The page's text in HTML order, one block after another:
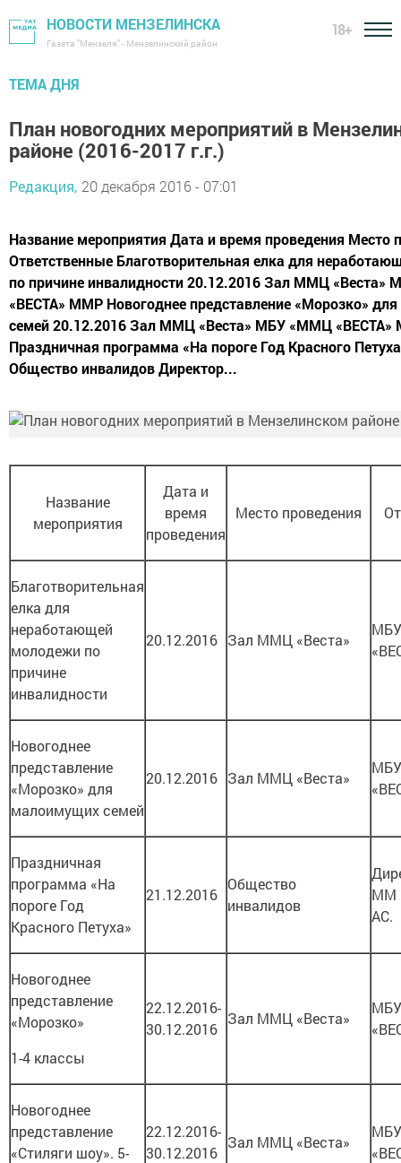
НОВОСТИ МЕНЗЕЛИНСКА
Газета "Мензеля" - Мензелинский район
18+
ТЕМА ДНЯ
План новогодних мероприятий в
районе (2016-2017 г.г.)
Редакция, 20 декабря 2016 - 07:01
Название мероприятия Дата и время проведения Место
Ответственные Благотворительная елка для
по причине инвалидности 20.12.2016 Зал ММЦ
«ВЕСТА» ММР Новогоднее представление «Морозко»
семей 20.12.2016 Зал ММЦ «Веста» МБУ «ММЦ
Праздничная программа «На пороге Год Красного
Общество инвалидов Директор...
Название
мероприятия
Дата и
время
проведения
Место проведения
Благотворительная
елка для
неработающей
молодежи по
причине
инвалидности
20.12.2016 Зал ММЦ «Веста»
Новогоднее
представление
«Морозко» для
малоимущих семей
20.12.2016 Зал ММЦ «Веста»
Праздничная
программа «На
пороге Год
Красного Петуха»
21.12.2016
Общество
инвалидов
ММ
АС.
Новогоднее
представление
«Морозко»
1-4 классы
22.12.2016-
30.12.2016
Зал ММЦ «Веста»
Новогоднее
представление
«Стиляги шоу». 5-
22.12.2016-
30.12.2016
Зал ММЦ «Веста»